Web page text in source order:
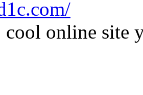
cool online site